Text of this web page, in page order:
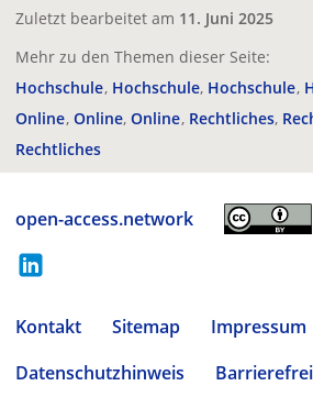
Zuletzt bearbeitet am 11. Juni 2025
Mehr zu den Themen dieser Seite:
Hochschule Hochschule Hochschule
Online Online Online Rechtliches
Rechtliches
open-access.network
Kontakt Sitemap
Impressum
Datenschutzhinweis